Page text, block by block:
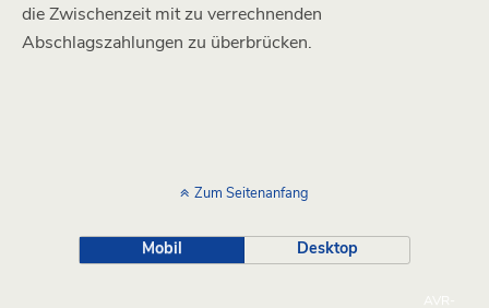
die Zwischenzeit mit zu verrechnenden
Abschlagszahlungen zu überbrücken.
Zum Seitenanfang
Mobil Desktop
AVR-